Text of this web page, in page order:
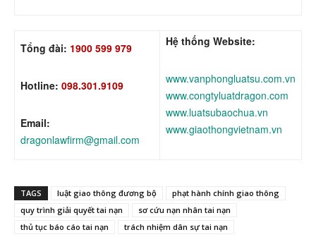
Tổng đài: 1900 599 979
Hotline: 098.301.9109
Email:
dragonlawfirm@gmail.com
Hệ thống Website:
www.vanphongluatsu.com.vn
www.congtyluatdragon.com
www.luatsubaochua.vn
www.giaothongvietnam.vn
TAGS luật giao thông đương bộ
phạt hành chính giao thông
quy trình giải quyết tai nạn
sơ cứu nạn nhân tai nạn
thủ tục báo cáo tai nạn
trách nhiệm dân sự tai nạn